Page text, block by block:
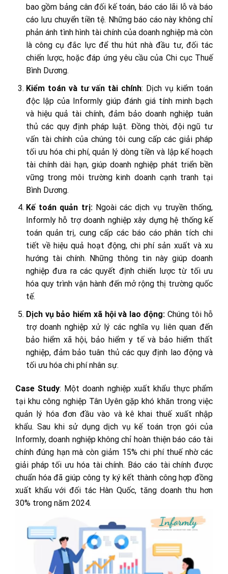
bao gồm bảng cân đối kế toán, báo cáo lãi lỗ và báo
cáo lưu chuyển tiền tệ. Những báo cáo này không chỉ
phản ánh tình hình tài chính của doanh nghiệp mà còn
là công cụ đắc lực để thu hút nhà đầu tư, đối tác
chiến lược, hoặc đáp ứng yêu cầu của Chi cục Thuế
Bình Dương.
Kiểm toán và tư vấn tài chính: Dịch vụ kiểm toán
độc lập của Informly giúp đánh giá tính minh bạch
và hiệu quả tài chính, đảm bảo doanh nghiệp tuân
thủ các quy định pháp luật. Đồng thời, đội ngũ tư
vấn tài chính của chúng tôi cung cấp các giải pháp
tối ưu hóa chi phí, quản lý dòng tiền và lập kế hoạch
tài chính dài hạn, giúp doanh nghiệp phát triển bền
vững trong môi trường kinh doanh cạnh tranh tại
Bình Dương.
Kế toán quản trị:Ngoài các dịch vụ truyền thống,
Informly hỗ trợ doanh nghiệp xây dựng hệ thống kế
toán quản trị, cung cấp các báo cáo phân tích chi
tiết về hiệu quả hoạt động, chi phí sản xuất và xu
hướng tài chính. Những thông tin này giúp doanh
nghiệp đưa ra các quyết định chiến lược từ tối ưu
hóa quy trình vận hành đến mở rộng thị trường quốc
tế.
Dịch vụ bảo hiểm xã hội và lao động:Chúng tôi hỗ
trợ doanh nghiệp xử lý các nghĩa vụ liên quan đến
bảo hiểm xã hội, bảo hiểm y tế và bảo hiểm thất
nghiệp, đảm bảo tuân thủ các quy định lao động và
tối ưu hóa chi phí nhân sự.
Case Study: Một doanh nghiệp xuất khẩu thực phẩm
tại khu công nghiệp Tân Uyên gặp khó khăn trong việc
quản lý hóa đơn đầu vào và kê khai thuế xuất nhập
khẩu. Sau khi sử dụng dịch vụ kế toán trọn gói của
Informly, doanh nghiệp không chỉ hoàn thiện báo cáo tài
chính đúng hạn mà còn giảm 15% chi phí thuế nhờ các
giải pháp tối ưu hóa tài chính. Báo cáo tài chính được
chuẩn hóa đã giúp công ty ký kết thành công hợp đồng
xuất khẩu với đối tác Hàn Quốc, tăng doanh thu hơn
30% trong năm 2024.